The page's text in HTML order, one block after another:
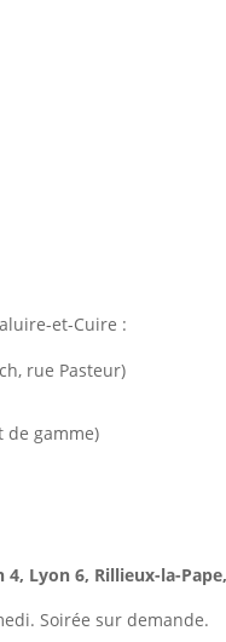
et-Cuire :
rue Pasteur)
de gamme)
4, Lyon 6, Rillieux-la-
Soirée sur demande.